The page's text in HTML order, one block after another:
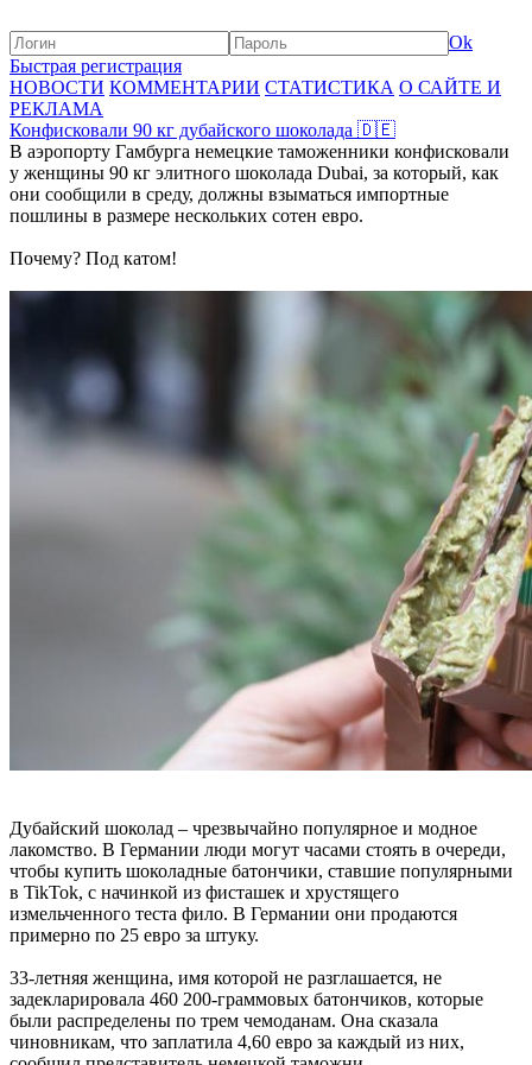
Ok
Быстрая регистрация
НОВОСТИ КОММЕНТАРИИ СТАТИСТИКА О САЙТЕ И
РЕКЛАМА
Конфисковали 90 кг дубайского шоколада 🇩🇪
В аэропорту Гамбурга немецкие таможенники конфисковали
у женщины 90 кг элитного шоколада Dubai, за который, как
они сообщили в среду, должны взыматься импортные
пошлины в размере нескольких сотен евро.
Почему? Под катом!
Дубайский шоколад – чрезвычайно популярное и модное
лакомство. В Германии люди могут часами стоять в очереди,
чтобы купить шоколадные батончики, ставшие популярными
в TikTok, с начинкой из фисташек и хрустящего
измельченного теста фило. В Германии они продаются
примерно по 25 евро за штуку.
33-летняя женщина, имя которой не разглашается, не
задекларировала 460 200-граммовых батончиков, которые
были распределены по трем чемоданам. Она сказала
чиновникам, что заплатила 4,60 евро за каждый из них,